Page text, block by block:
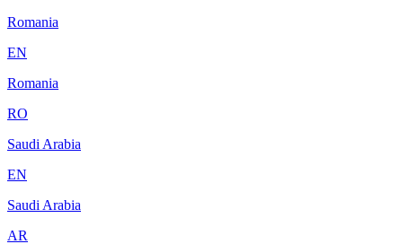
Romania
EN
Romania
RO
Saudi Arabia
EN
Saudi Arabia
AR